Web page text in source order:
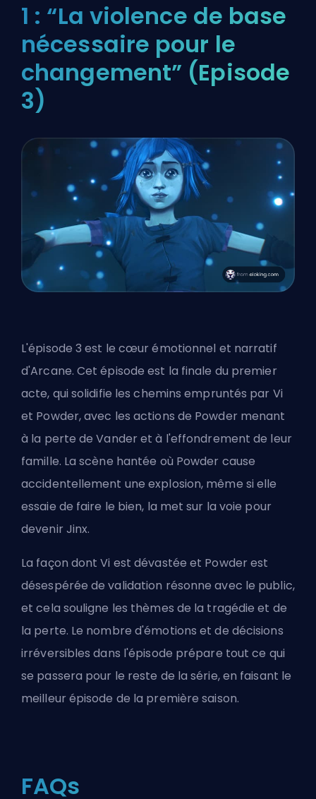
1 : “La violence de base
nécessaire pour le
changement” (Episode
3)
L'épisode 3 est le cœur émotionnel et narratif
d'Arcane. Cet épisode est la finale du premier
acte, qui solidifie les chemins empruntés par Vi
et Powder, avec les actions de Powder menant
à la perte de Vander et à l'effondrement de leur
famille. La scène hantée où Powder cause
accidentellement une explosion, même si elle
essaie de faire le bien, la met sur la voie pour
devenir Jinx.
La façon dont Vi est dévastée et Powder est
désespérée de validation résonne avec le public,
et cela souligne les thèmes de la tragédie et de
la perte. Le nombre d'émotions et de décisions
irréversibles dans l'épisode prépare tout ce qui
se passera pour le reste de la série, en faisant le
meilleur épisode de la première saison.
FAQs